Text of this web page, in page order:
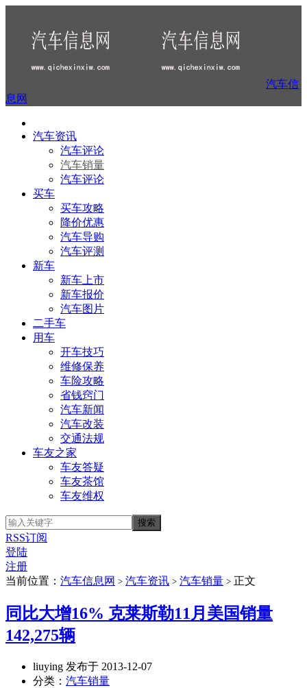
汽车信
息网
汽车资讯
汽车评论
汽车销量
汽车评论
买车
买车攻略
降价优惠
汽车导购
汽车评测
新车
新车上市
新车报价
汽车图片
二手车
用车
开车技巧
维修保养
车险攻略
省钱窍门
汽车新闻
汽车改装
交通法规
车友之家
车友答疑
车友茶馆
车友维权
RSS订阅
登陆
注册
当前位置： 汽车信息网 > 汽车资讯 > 汽车销量 > 正文
同比大增16% 克莱斯勒11月美国销量
142,275辆
liuying 发布于 2013-12-07
分类： 汽车销量